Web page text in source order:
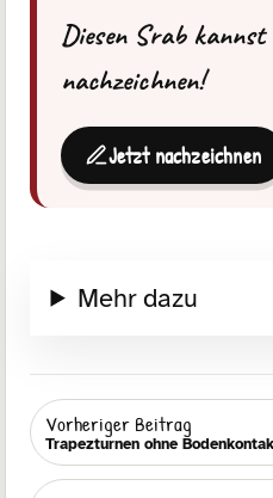
Diesen Srab
nachzeichnen!
Jetzt nachzeichnen
Mehr dazu
Vorheriger Beitrag
Trapezturnen ohne